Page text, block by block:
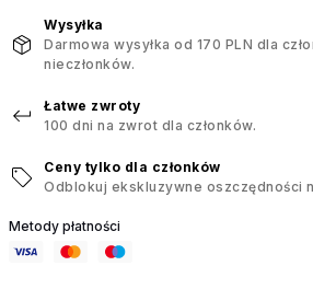
Wysyłka
Darmowa wysyłka od 170 PLN dla
nieczłonków.
Łatwe zwroty
100 dni na zwrot dla członków.
Ceny tylko dla członków
Odblokuj ekskluzywne oszczędności
Metody płatności